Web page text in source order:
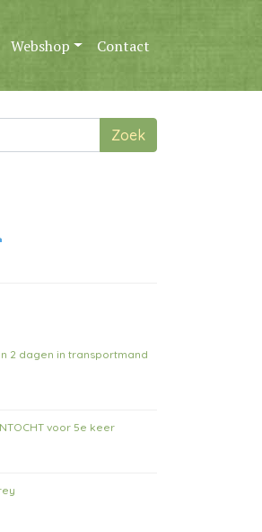
Webshop Contact
2 dagen in transportmand
voor 5e keer